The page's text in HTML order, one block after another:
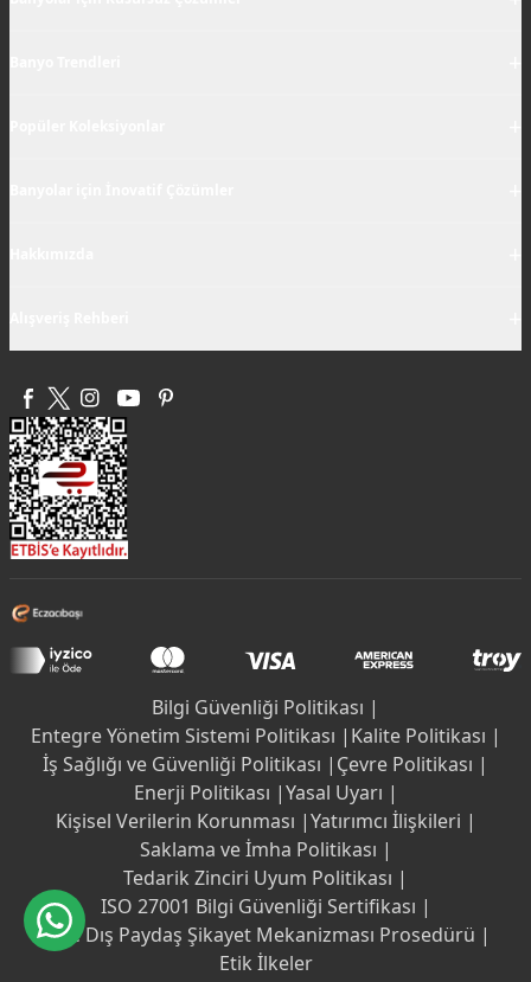
Bilgi Güvenliği Politikası |
Entegre Yönetim Sistemi Politikası | Kalite Politikası |
İş Sağlığı ve Güvenliği Politikası | Çevre Politikası |
Enerji Politikası |Yasal Uyarı |
Kişisel Verilerin Korunması |Yatırımcı İlişkileri |
Saklama ve İmha Politikası |
Tedarik Zinciri Uyum Politikası |
ISO 27001 Bilgi Güvenliği Sertifikası |
İç ve Dış Paydaş Şikayet Mekanizması Prosedürü |
Etik İlkeler